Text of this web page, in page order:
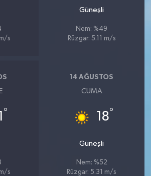
s
Güneşli
Nem: %49
Rüzgar: 5.11 m/s
°
s
14 AĞUSTOS
CUMA
18°
Güneşli
Nem: %52
Rüzgar: 5.31 m/s